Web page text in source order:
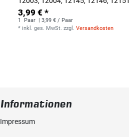
3,99 € *
1 Paar
| 3,99 € / Paar
* inkl. ges. MwSt. zzgl.Versandkosten
Informationen
Impressum